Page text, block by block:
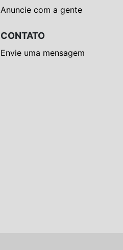
Anuncie com a gente
CONTATO
Envie uma mensagem